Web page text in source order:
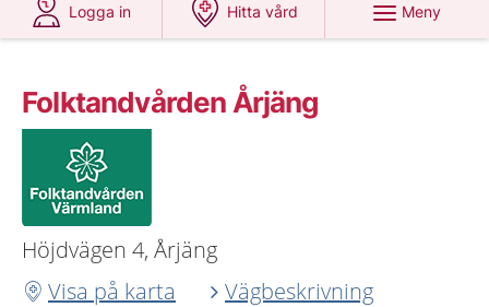
Logga in
Hitta vård
Meny
Folktandvården Årjäng
Höjdvägen 4, Årjäng
Visa på karta
Vägbeskrivning